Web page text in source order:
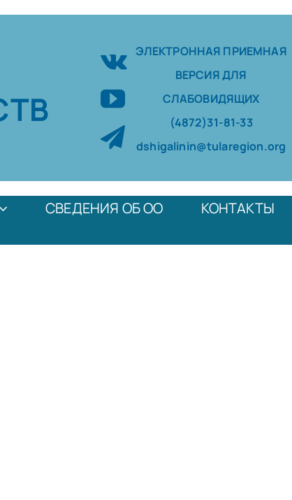
ЭЛЕКТРОННАЯ ПРИЕМНАЯ
ВЕРСИЯ ДЛЯ
СЛАБОВИДЯЩИХ
(4872)31-81-33
dshigalinin@tularegion.org
СВЕДЕНИЯ ОБ ОО
КОНТАКТЫ